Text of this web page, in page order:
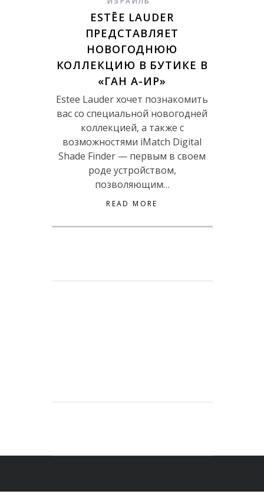
ESTĒE LAUDER
ПРЕДСТАВЛЯЕТ
НОВОГОДНЮЮ
КОЛЛЕКЦИЮ В БУТИКЕ В
«ГАН А-ИР»
Estee Lauder хочет познакомить
вас со специальной новогодней
коллекцией, а также с
возможностями iMatch Digital
Shade Finder — первым в своем
роде устройством,
позволяющим…
READ MORE